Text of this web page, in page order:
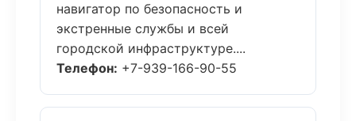
навигатор по безопасность и
экстренные службы и всей
городской инфраструктуре....
Телефон: +7-939-166-90-55